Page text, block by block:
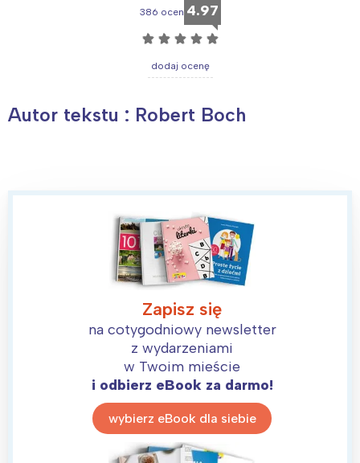
386 ocen 4.97
☆ ☆ ☆ ☆ ☆
dodaj ocenę
Autor tekstu : Robert Boch
Zapisz się
na cotygodniowy newsletter
z wydarzeniami
w Twoim mieście
i odbierz eBook za darmo!
wybierz eBook dla siebie